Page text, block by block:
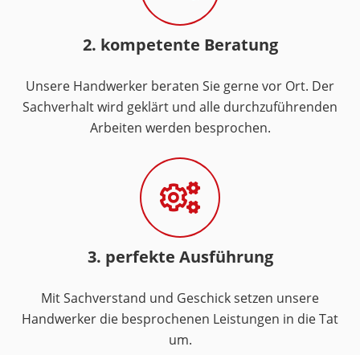
2. kompetente Beratung
Unsere Handwerker beraten Sie gerne vor Ort. Der
Sachverhalt wird geklärt und alle durchzuführenden
Arbeiten werden besprochen.
3. perfekte Ausführung
Mit Sachverstand und Geschick setzen unsere
Handwerker die besprochenen Leistungen in die Tat
um.